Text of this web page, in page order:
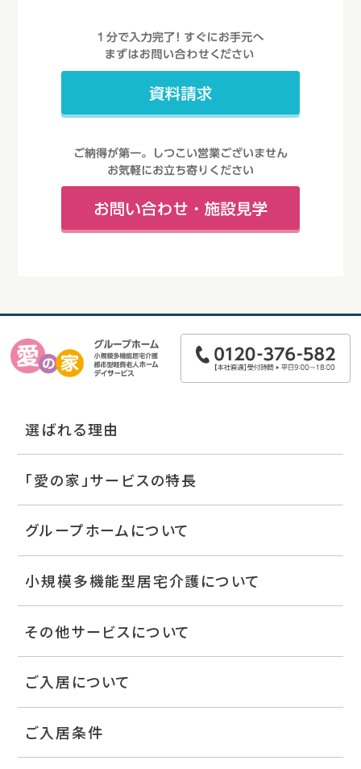
選ばれる理由
「愛の家」サービスの特長
グループホームについて
小規模多機能型居宅介護について
その他サービスについて
ご入居について
ご入居条件